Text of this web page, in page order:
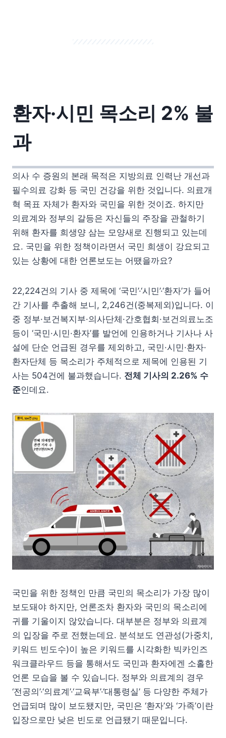
환자·시민 목소리 2% 불
과
의사 수 증원의 본래 목적은 지방의료 인력난 개선과
필수의료 강화 등 국민 건강을 위한 것입니다. 의료개
혁 목표 자체가 환자와 국민을 위한 것이죠. 하지만
의료계와 정부의 갈등은 자신들의 주장을 관철하기
위해 환자를 희생양 삼는 모양새로 진행되고 있는데
요. 국민을 위한 정책이라면서 국민 희생이 강요되고
있는 상황에 대한 언론보도는 어땠을까요?
22,224건의 기사 중 제목에 ‘국민’·‘시민’·‘환자’가 들어
간 기사를 추출해 보니, 2,246건(중복제외)입니다. 이
중 정부·보건복지부·의사단체·간호협회·보건의료노조
등이 ‘국민·시민·환자’를 발언에 인용하거나 기사나 사
설에 단순 언급된 경우를 제외하고, 국민·시민·환자·
환자단체 등 목소리가 주체적으로 제목에 인용된 기
사는 504건에 불과했습니다. 전체 기사의 2.26% 수
준인데요.
국민을 위한 정책인 만큼 국민의 목소리가 가장 많이
보도돼야 하지만, 언론조차 환자와 국민의 목소리에
귀를 기울이지 않았습니다. 대부분은 정부와 의료계
의 입장을 주로 전했는데요. 분석보도 연관성(가중치,
키워드 빈도수)이 높은 키워드를 시각화한 빅카인즈
워크클라우드 등을 통해서도 국민과 환자에겐 소홀한
언론 모습을 볼 수 있습니다. 정부와 의료계의 경우
‘전공의’·‘의료계’·‘교육부’·‘대통령실’ 등 다양한 주체가
언급되며 많이 보도됐지만, 국민은 ‘환자’와 ‘가족’이란
입장으로만 낮은 빈도로 언급됐기 때문입니다.